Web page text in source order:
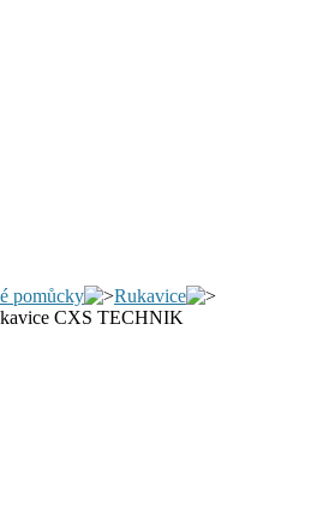
pomůcky
Rukavice
CXS TECHNIK